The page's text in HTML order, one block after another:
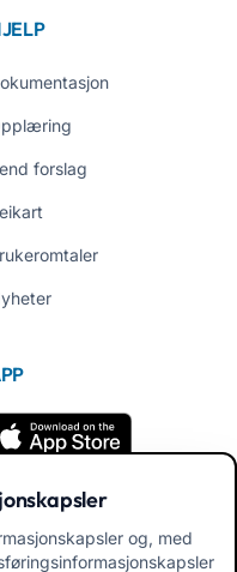
forslag
ned APK App forog, med